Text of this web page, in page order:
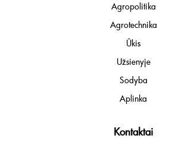
Agropolitika
Agrotechnika
Ūkis
Užsienyje
Sodyba
Aplinka
Kontaktai